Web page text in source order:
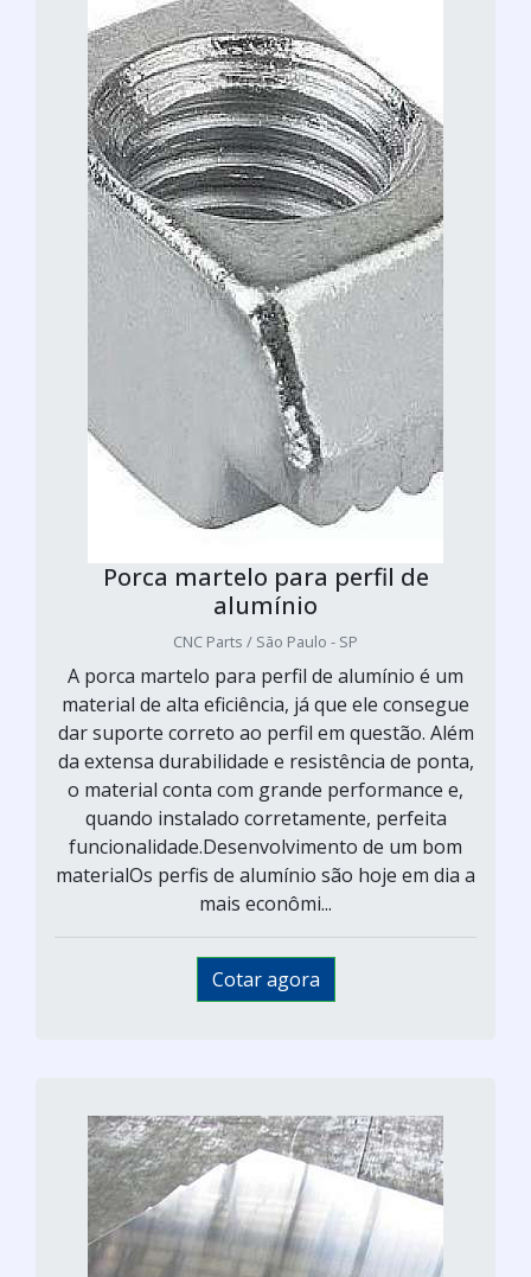
Porca martelo para perfil de
alumínio
CNC Parts / São Paulo - SP
A porca martelo para perfil de alumínio é um
material de alta eficiência, já que ele consegue
dar suporte correto ao perfil em questão. Além
da extensa durabilidade e resistência de ponta,
o material conta com grande performance e,
quando instalado corretamente, perfeita
funcionalidade.Desenvolvimento de um bom
materialOs perfis de alumínio são hoje em dia a
mais econômi...
Cotar agora